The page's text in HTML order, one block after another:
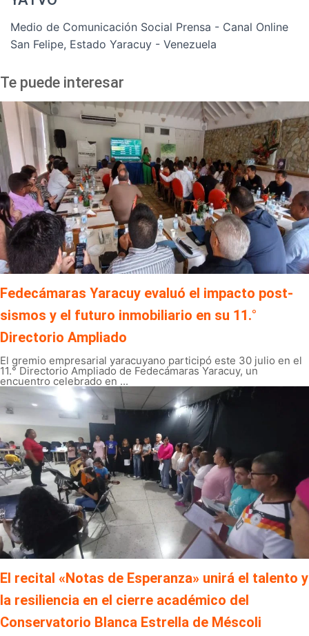
Medio de Comunicación Social Prensa - Canal Online
San Felipe, Estado Yaracuy - Venezuela
Te puede interesar
Fedecámaras Yaracuy evaluó el impacto post-
sismos y el futuro inmobiliario en su 11.°
Directorio Ampliado
El gremio empresarial yaracuyano participó este 30 julio en el
11.° Directorio Ampliado de Fedecámaras Yaracuy, un
encuentro celebrado en ...
El recital «Notas de Esperanza» unirá el talento y
la resiliencia en el cierre académico del
Conservatorio Blanca Estrella de Méscoli